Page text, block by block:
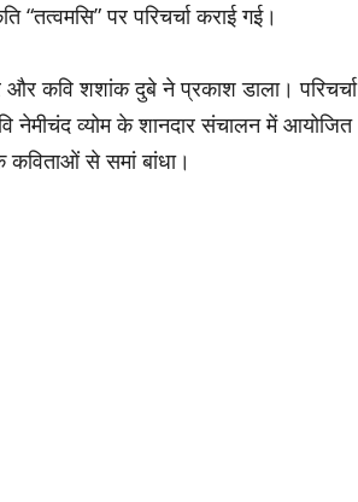
पर परिचर्चा कराई गई।
कवि शशांक दुबे ने प्रकाश डाला। परिचर्चा
नेमीचंद व्योम के शानदार संचालन में आयोजित
से समां बांधा।